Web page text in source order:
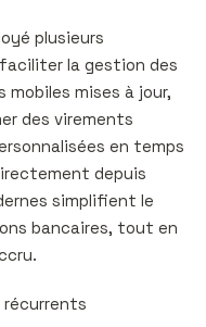
plusieurs
la gestion des
mises à jour,
des virements
en temps
depuis
simplifient le
bancaires, tout en
récurrents